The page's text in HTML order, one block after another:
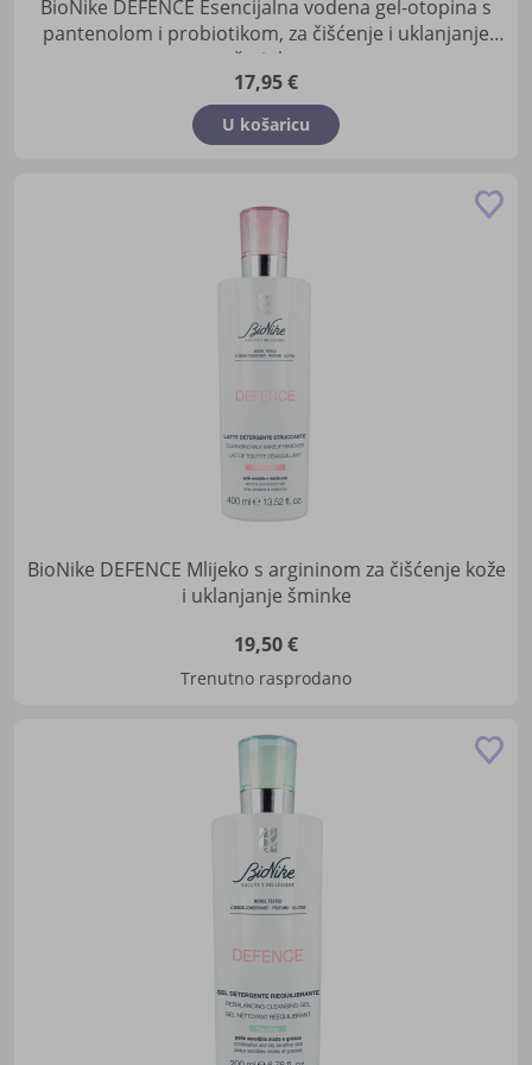
BioNike DEFENCE Esencijalna vodena gel-otopina s
pantenolom i probiotikom, za čišćenje i uklanjanje
šminke
17,95 €
U košaricu
BioNike DEFENCE Mlijeko s argininom za čišćenje kože
i uklanjanje šminke
19,50 €
Trenutno rasprodano